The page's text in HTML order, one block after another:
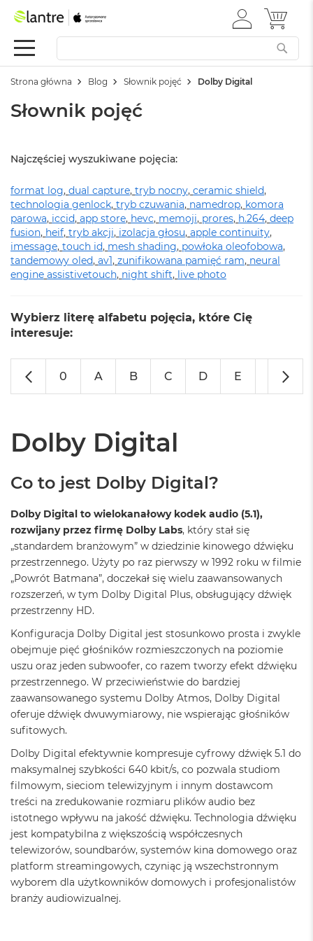
Apple
Festiwal
M
c
k
e
o
W
e
d
ł
u
o
l
r
M
B
o
N
e
C
y
t
r
u
s
o
w
ż
ó
t
y
M
a
c
B
o
o
k
N
o
S
u
b
e
l
ZALOGUJ
SIĘ
MÓJ
Strona główna Blog Słownik pojęć Dolby Digital
Słownik pojęć
Najczęściej wyszukiwane pojęcia:
format log, dual capture, tryb nocny, ceramic shield,
technologia genlock, tryb czuwania, namedrop, komora
parowa, iccid, app store, hevc, memoji, prores, h.264, deep
fusion, heif, tryb akcji, izolacja głosu, apple continuity,
imessage, touch id, mesh shading, powłoka oleofobowa,
tandemowy oled, av1, zunifikowana pamięć ram, neural
engine assistivetouch, night shift, live photo
Wybierz literę alfabetu pojęcia, które Cię
interesuje:
0 A B C D E
Dolby Digital
Co to jest Dolby Digital?
Dolby Digital to wielokanałowy kodek audio (5.1),
rozwijany przez firmę Dolby Labs, który stał się
„standardem branżowym” w dziedzinie kinowego dźwięku
przestrzennego. Użyty po raz pierwszy w 1992 roku w filmie
„Powrót Batmana”, doczekał się wielu zaawansowanych
rozszerzeń, w tym Dolby Digital Plus, obsługujący dźwięk
przestrzenny HD.
Konfiguracja Dolby Digital jest stosunkowo prosta i zwykle
obejmuje pięć głośników rozmieszczonych na poziomie
uszu oraz jeden subwoofer, co razem tworzy efekt dźwięku
przestrzennego. W przeciwieństwie do bardziej
zaawansowanego systemu Dolby Atmos, Dolby Digital
oferuje dźwięk dwuwymiarowy, nie wspierając głośników
sufitowych.
Dolby Digital efektywnie kompresuje cyfrowy dźwięk 5.1 do
maksymalnej szybkości 640 kbit/s, co pozwala studiom
filmowym, sieciom telewizyjnym i innym dostawcom
treści na zredukowanie rozmiaru plików audio bez
istotnego wpływu na jakość dźwięku. Technologia dźwięku
jest kompatybilna z większością współczesnych
telewizorów, soundbarów, systemów kina domowego oraz
platform streamingowych, czyniąc ją wszechstronnym
wyborem dla użytkowników domowych i profesjonalistów
branży audiowizualnej.